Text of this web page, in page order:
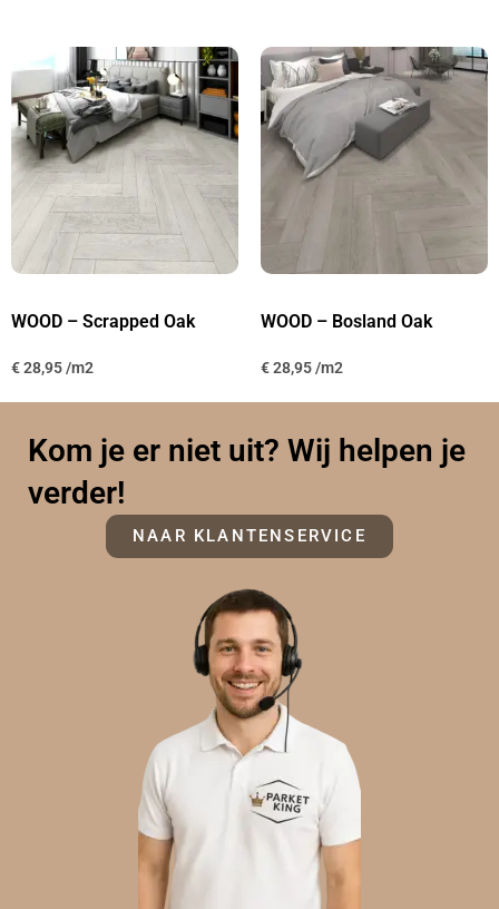
WOOD – Scrapped Oak
€28,95
WOOD – Bosland Oak
€28,95
Kom je er niet uit? Wij helpen je
verder!
NAAR KLANTENSERVICE